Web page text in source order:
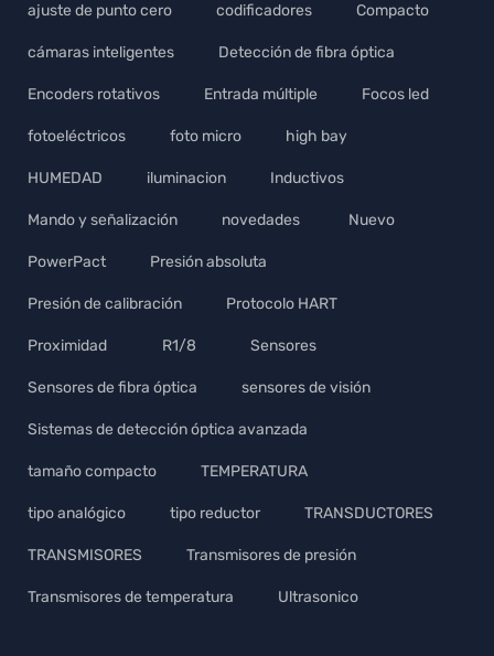
ajuste de punto cero codificadores Compacto
cámaras inteligentes Detección de fibra óptica
Encoders rotativos Entrada múltiple Focos led
fotoeléctricos foto micro high bay
HUMEDAD iluminacion Inductivos
Mando y señalización novedades Nuevo
PowerPact Presión absoluta
Presión de calibración Protocolo HART
Proximidad R1/8 Sensores
Sensores de fibra óptica sensores de visión
Sistemas de detección óptica avanzada
tamaño compacto TEMPERATURA
tipo analógico tipo reductor TRANSDUCTORES
TRANSMISORES Transmisores de presión
Transmisores de temperatura Ultrasonico